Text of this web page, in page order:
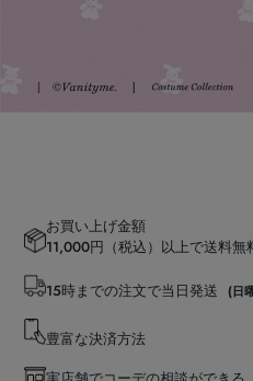
お買い上げ金額
11,000円（税込）以上で送料無
15時までの注文で当日発送 (日
豊富な決済方法